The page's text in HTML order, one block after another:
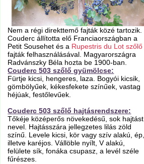
Nem a régi direkttemő fajták közé tartozik.
Couderc állította elő Franciaországban a
Petit Sousehet és a Rupestris du Lot szőlő
fajták felhasználásával. Magyarországra
Radvánszky Béla hozta be 1900-ban.
Couderc 503 szőlő gyümölcse:
Fürtje kicsi, hengeres, laza. Bogyói kicsik,
gömbölyűek, kékesfekete színűek, vastag
héjúak, festőlevűek.
Couderc 503 szőlő hajtásrendszere:
Tőkéje középerős növekedésű, sok hajtást
nevel. Hajtásszára jellegzetes lilás zöld
színű. Levele kicsi, kör vagy szív alakú, ép,
illetve karéjos. Vállöble nyílt, V alakú,
felülete sík, fonáka csupasz, a levél széle
fűrészes.